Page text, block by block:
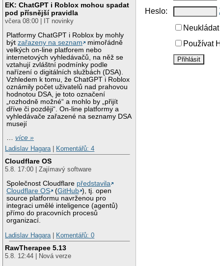
EK: ChatGPT i Roblox mohou spadat
pod přísnější pravidla
včera 08:00 | IT novinky
Platformy ChatGPT i Roblox by mohly
býtzařazeny na seznam
mimořádně
velkých on-line platforem nebo
internetových vyhledávačů, na něž se
vztahují zvláštní podmínky podle
nařízení o digitálních službách (DSA).
Vzhledem k tomu, že ChatGPT i Roblox
oznámily počet uživatelů nad prahovou
hodnotou DSA, je toto označení
„rozhodně možné“ a mohlo by „přijít
dříve či později“. On-line platformy a
vyhledávače zařazené na seznamy DSA
musejí
…více »
Ladislav Hagara
Komentářů: 4
Cloudflare OS
5.8. 17:00 | Zajímavý software
Společnost Cloudflare představila
Cloudflare OS
(GitHub ), tj. open
source platformu navrženou pro
integraci umělé inteligence (agentů)
přímo do pracovních procesů
organizací.
Ladislav Hagara
Komentářů: 0
RawTherapee 5.13
5.8. 12:44 | Nová verze
Heslo:
Používat